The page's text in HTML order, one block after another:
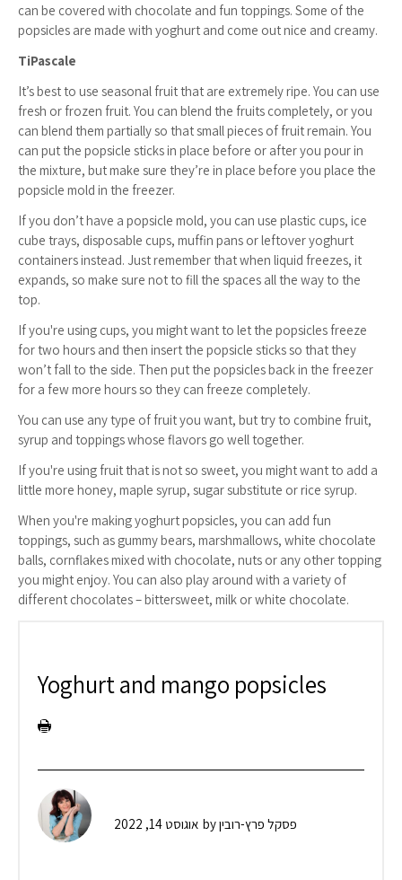
can be covered with chocolate and fun toppings. Some of the
popsicles are made with yoghurt and come out nice and creamy.
TiPascale
It’s best to use seasonal fruit that are extremely ripe. You can use
fresh or frozen fruit. You can blend the fruits completely, or you
can blend them partially so that small pieces of fruit remain. You
can put the popsicle sticks in place before or after you pour in
the mixture, but make sure they’re in place before you place the
popsicle mold in the freezer.
If you don’t have a popsicle mold, you can use plastic cups, ice
cube trays, disposable cups, muffin pans or leftover yoghurt
containers instead. Just remember that when liquid freezes, it
expands, so make sure not to fill the spaces all the way to the
top.
If you're using cups, you might want to let the popsicles freeze
for two hours and then insert the popsicle sticks so that they
won’t fall to the side. Then put the popsicles back in the freezer
for a few more hours so they can freeze completely.
You can use any type of fruit you want, but try to combine fruit,
syrup and toppings whose flavors go well together.
If you're using fruit that is not so sweet, you might want to add a
little more honey, maple syrup, sugar substitute or rice syrup.
When you're making yoghurt popsicles, you can add fun
toppings, such as gummy bears, marshmallows, white chocolate
balls, cornflakes mixed with chocolate, nuts or any other topping
you might enjoy. You can also play around with a variety of
different chocolates – bittersweet, milk or white chocolate.
Yoghurt and mango popsicles
אוגוסט 14, 2022 byפסקל פרץ-רובין